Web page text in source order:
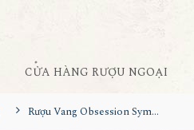
CỬA HÀNG RƯỢU NGOẠI
Rượu Vang Obsession Symphony Apple